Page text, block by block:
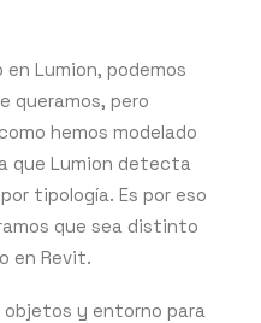
Lumion, podemos
queramos, pero
hemos modelado
que Lumion detecta
tipología. Es por eso
que sea distinto
en Revit.
objetos y entorno para